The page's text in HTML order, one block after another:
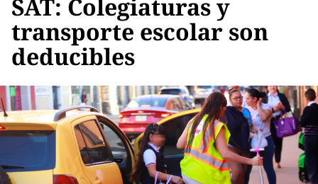
SAT: Colegiaturas y
transporte escolar son
deducibles